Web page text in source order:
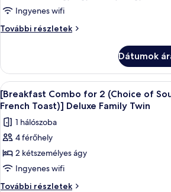
megtekintése:
[Airport
Transfer
Way)]
Family
Bunker
Ingyenes wifi
További részletek
[Airport
Family
Bunker
további
részletei
Dátumok
A
következő
szoba
összes
képének
megtekintése:
[Breakfast
Combo
Prémium
3
[Breakfast Combo for 2 (Choice of
French Toast)] Deluxe Family Twin
1 hálószoba
4 férőhely
2 kétszemélyes ágy
Ingyenes wifi
További részletek
[Breakfast